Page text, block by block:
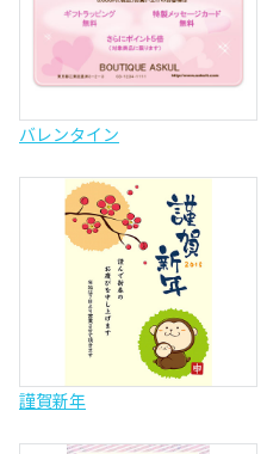
バレンタイン
謹賀新年